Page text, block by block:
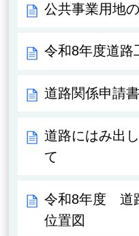
公共事業用地
令和8年度道路
道路関係申請
道路にはみ出
て
令和8年度 道
位置図